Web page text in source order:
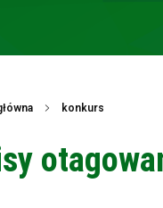
narzędzi
konkurs